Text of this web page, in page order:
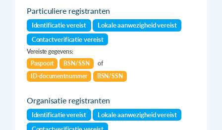
Particuliere registranten
Identificatie vereist
Lokale aanwezigheid vereist
Contactverificatie vereist
Vereiste gegevens:
Paspoort
BSN/SSN
of
ID-documentnummer
BSN/SSN
Organisatie registranten
Identificatie vereist
Lokale aanwezigheid vereist